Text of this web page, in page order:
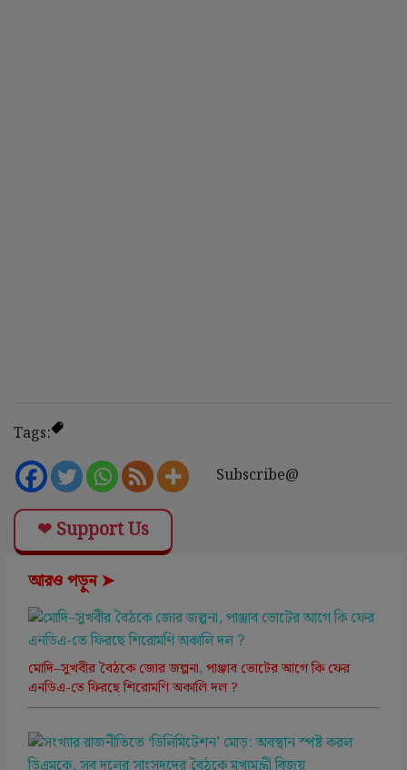
Tags:
Subscribe@
❤ Support Us
আরও পড়ুন ➤
মোদি–সুখবীর বৈঠকে জোর জল্পনা, পাঞ্জাব ভোটের আগে কি ফের
এনডিএ-তে ফিরছে শিরোমণি অকালি দল ?